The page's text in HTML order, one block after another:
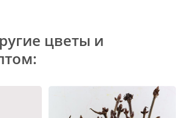
цветы и